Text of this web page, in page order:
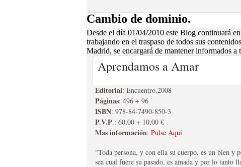
MEMORIA DE LA
LAS PROVINCIAS
EDITORIAL TRADICIÓN
Luis de Evans, adicto a la causa de Isabel “II�?, nos narra
sumergieron a las provincias vascongadas en una dura
aniversario. Lo más destacado es, sin duda alguna, la
hasta Córdoba). El propio Evans, no puede eludir la fuerza
recorrer sin problemas toda España debido al gran apoyo
liberales encuentra numerosos problemas en mantener
pero realmente desafectas.
ANUARIO 2008 DEL
DE MADRID
EDITORIAL TRADICIÓN
Cambio de dominio.
Desde el día 01/04/2010 este Blog continuará
trabajando en el traspaso de todos sus
Madrid, se encargará de mantener informados a
Aprendamos a Amar
Editorial: Encuentro,2008
Páginas: 496 + 96
ISBN: 978-84-7490-850-3
P.V.P.: 60,00 + 10,00 €
Mas información: Pulse Aquí
"Toda persona, y con ella su cuerpo, es un bien y
sea cual fuere su pasado, es amada y por lo tanto